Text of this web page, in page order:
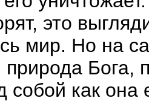
это
мир. Но на
Бога,
собой как она